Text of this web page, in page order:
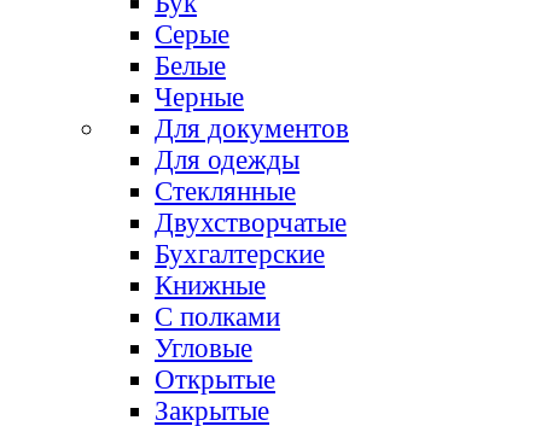
Серые
Белые
Черные
Для документов
Для одежды
Стеклянные
Двухстворчатые
Бухгалтерские
Книжные
С полками
Угловые
Открытые
Закрытые